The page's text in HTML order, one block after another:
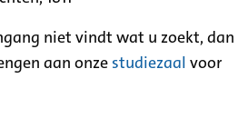
niet vindt wat u zoekt, dan
aan onze studiezaal voor